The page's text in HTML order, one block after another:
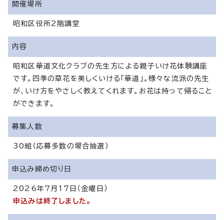
開催場所
昭和区役所2階講堂
内容
昭和区華道文化クラブの先生方による親子いけ花体験講座
です。四季の草花を美しくいける「華道」。様々な流派の先生
が、いけ方をやさしく教えてくれます。お花は持って帰ること
ができます。
募集人数
30組（応募多数の場合抽選）
申込み締め切り日
2026年7月17日（金曜日）
申込みは終了しました。